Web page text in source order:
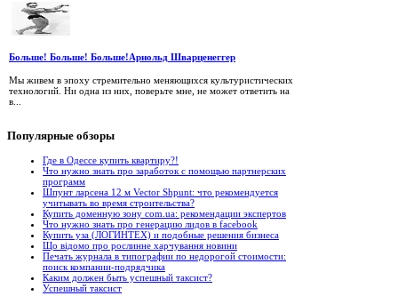
Больше! Больше! Больше!Арнольд Шварценеггер
Мы живем в эпоху стремительно меняющихся культуристических
технологий. Ни одна из них, поверьте мне, не может ответить на
в...
Популярные обзоры
Где в Одессе купить квартиру?!
Что нужно знать про заработок с помощью партнерских
программ
Шпунт ларсена 12 м Vector Shpunt: что рекомендуется
учитывать во время строительства?
Купить доменную зону com.ua: рекомендации экспертов
Что нужно знать про генерацию лидов в facebook
Купить уза (ЛОГИНТЕХ) и подобные решения бизнеса
Що відомо про рослинне харчування новини
Печать журнала в типографии по недорогой стоимости:
поиск компании-подрядчика
Каким должен быть успешный таксист?
Успешный таксист